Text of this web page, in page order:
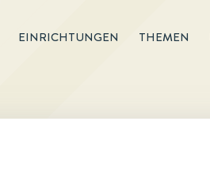
EINRICHTUNGEN THEMEN